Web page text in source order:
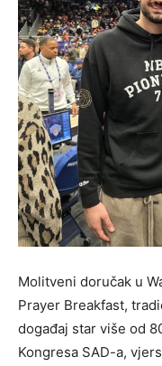
Molitveni doručak u
Prayer Breakfast,
događaj star više od
Kongresa SAD-a,